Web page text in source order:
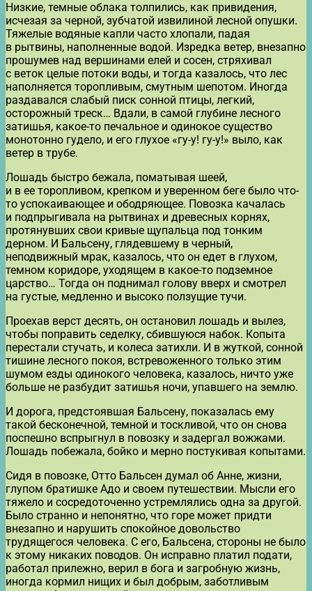
Низкие, темные облака толпились, как привидения,
исчезая за черной, зубчатой извилиной лесной опушки.
Тяжелые водяные капли часто хлопали, падая
в рытвины, наполненные водой. Изредка ветер, внезапно
прошумев над вершинами елей и сосен, стряхивал
с веток целые потоки воды, и тогда казалось, что лес
наполняется торопливым, смутным шепотом. Иногда
раздавался слабый писк сонной птицы, легкий,
осторожный треск… Вдали, в самой глубине лесного
затишья, какое-то печальное и одинокое существо
монотонно гудело, и его глухое «гу-у! гу-у!» выло, как
ветер в трубе.
Лошадь быстро бежала, поматывая шеей,
и в ее торопливом, крепком и уверенном беге было что-
то успокаивающее и ободряющее. Повозка качалась
и подпрыгивала на рытвинах и древесных корнях,
протянувших свои кривые щупальца под тонким
дерном. И Бальсену, глядевшему в черный,
неподвижный мрак, казалось, что он едет в глухом,
темном коридоре, уходящем в какое-то подземное
царство… Тогда он поднимал голову вверх и смотрел
на густые, медленно и высоко ползущие тучи.
Проехав верст десять, он остановил лошадь и вылез,
чтобы поправить седелку, сбившуюся набок. Копыта
перестали стучать, и колеса затихли. И в жуткой, сонной
тишине лесного покоя, встревоженного только этим
шумом езды одинокого человека, казалось, ничто уже
больше не разбудит затишья ночи, упавшего на землю.
И дорога, предстоявшая Бальсену, показалась ему
такой бесконечной, темной и тоскливой, что он снова
поспешно вспрыгнул в повозку и задергал вожжами.
Лошадь побежала, бойко и мерно постукивая копытами.
Сидя в повозке, Отто Бальсен думал об Анне, жизни,
глупом братишке Адо и своем путешествии. Мысли его
тяжело и сосредоточенно устремлялись одна за другой.
Было странно и непонятно, что горе может придти
внезапно и нарушить спокойное довольство
трудящегося человека. С его, Бальсена, стороны не было
к этому никаких поводов. Он исправно платил подати,
работал прилежно, верил в бога и загробную жизнь,
иногда кормил нищих и был добрым, заботливым